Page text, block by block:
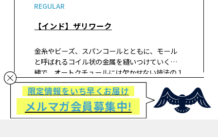
REGULAR
【インド】ザリワーク
金糸やビーズ、スパンコールとともに、モール
と呼ばれるコイル状の金属を縫いつけていく刺
繍で、オートクチュールには欠かせない技法の１
つ。ゴールドワークやモール刺繍としても広く知
られ、ワッペンを作るときにもこの手法が用い
られる。モールのことをヒンドゥー語で…
限定情報をいち早くお届け
メルマガ会員募集中!